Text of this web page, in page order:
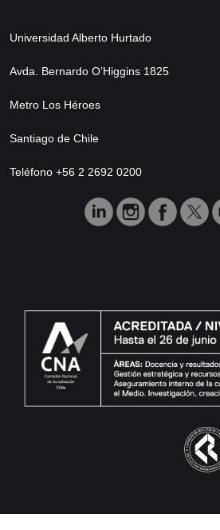
Universidad Alberto Hurtado
Avda. Bernardo O’Higgins 1825
Metro Los Héroes
Santiago de Chile
Teléfono +56 2 2692 0200